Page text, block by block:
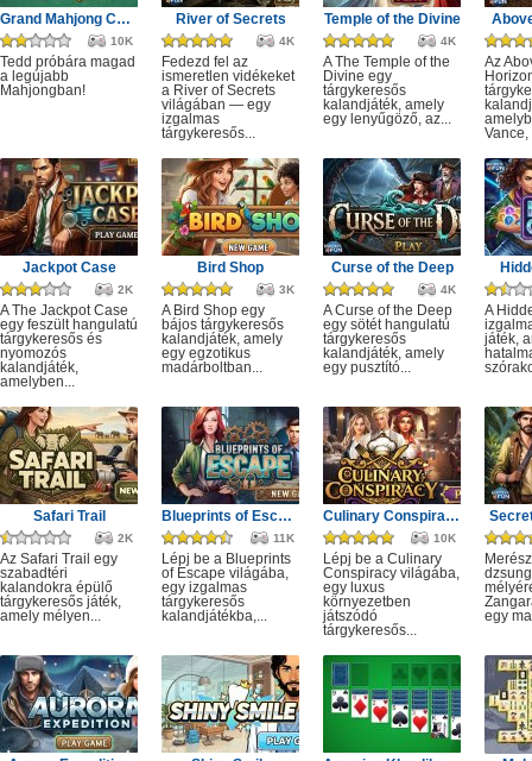
Grand Mahjong Connect
10K
Tedd próbára magad
a legújabb
Mahjongban!
River of Secrets
4K
Fedezd fel az
ismeretlen vidékeket
a River of Secrets
világában — egy
izgalmas
tárgykeresős...
Temple of the Divine
4K
A The Temple of the
Divine egy
tárgykeresős
kalandjáték, amely
egy lenyűgöző, az...
Az
Vance,
Jackpot Case
2K
A The Jackpot Case
egy feszült hangulatú
tárgykeresős és
nyomozós
kalandjáték,
amelyben...
Bird Shop
3K
A Bird Shop egy
bájos tárgykeresős
kalandjáték, amely
egy egzotikus
madárboltban...
Curse of the Deep
4K
A Curse of the Deep
egy sötét hangulatú
tárgykeresős
kalandjáték, amely
egy pusztító...
A
játék,
Safari Trail
2K
Az Safari Trail egy
szabadtéri
kalandokra épülő
tárgykeresős játék,
amely mélyen...
Blueprints of Escape
11K
Lépj be a Blueprints
of Escape világába,
egy izgalmas
tárgykeresős
kalandjátékba,...
Culinary Conspiracy
10K
Lépj be a Culinary
Conspiracy világába,
egy luxus
környezetben
játszódó
tárgykeresős...
egy